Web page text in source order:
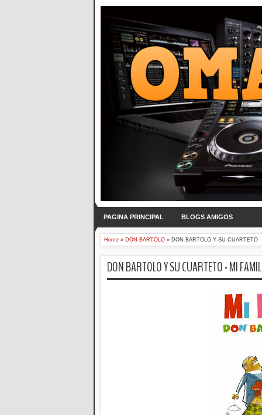
PAGINA PRINCIPAL BLOGS AMIGOS
Home » DON BARTOLO » DON BARTOLO Y SU CUARTETO
DON BARTOLO Y SU CUARTETO - MI